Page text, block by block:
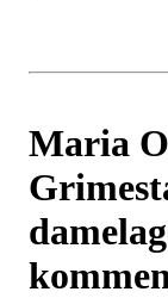
​Maria